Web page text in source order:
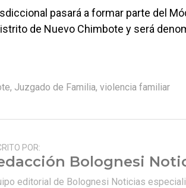
pasará a formar parte del
de Nuevo Chimbote y será
, Juzgado de Familia, violencia familiar
POR:
Bolognesi
editorial de Bolognesi Noticias